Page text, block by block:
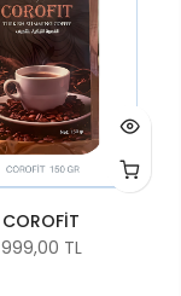
COROFİT
999,00 TL